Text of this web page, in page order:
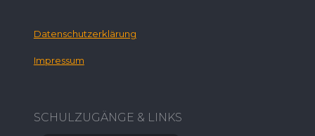
Datenschutzerklärung
Impressum
SCHULZUGÄNGE & LINKS